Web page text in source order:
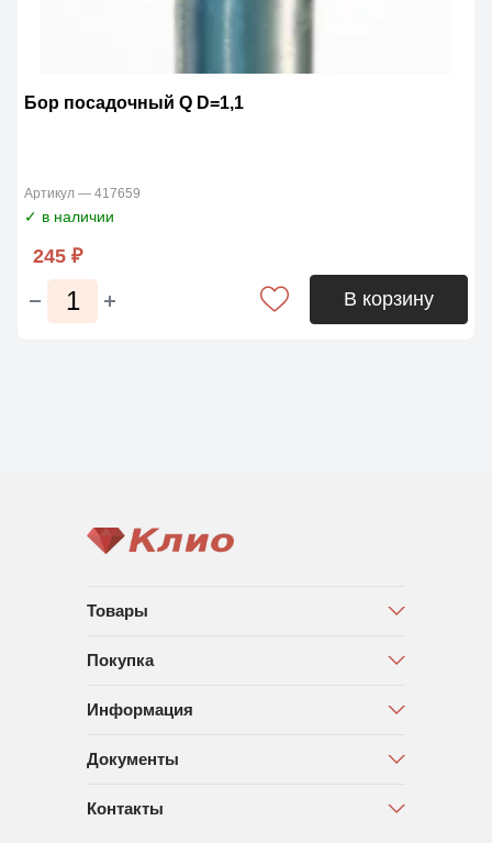
Бор посадочный Q D=1,1
Артикул — 417659
✓ в наличии
245 ₽
В корзину
Товары
Покупка
Информация
Документы
Контакты